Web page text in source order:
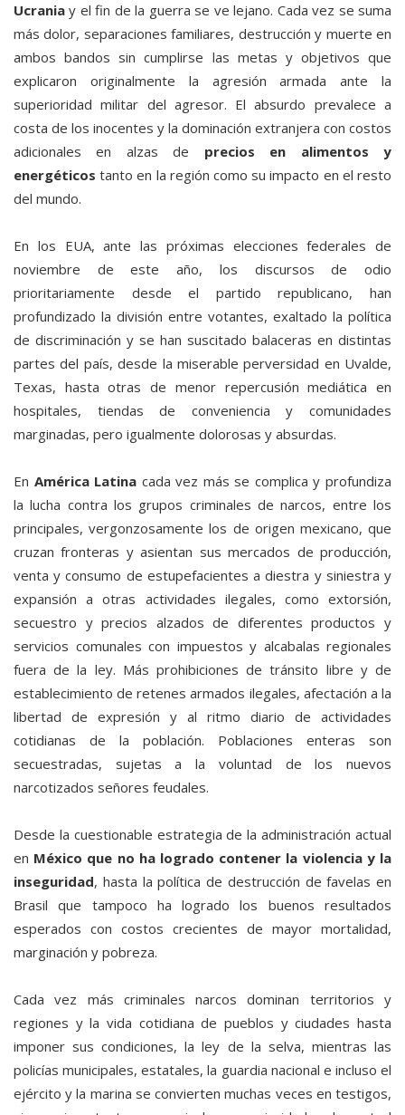
Ucrania y el fin de la guerra se ve lejano. Cada vez se suma
más dolor, separaciones familiares, destrucción y muerte en
ambos bandos sin cumplirse las metas y objetivos que
explicaron originalmente la agresión armada ante la
superioridad militar del agresor. El absurdo prevalece a
costa de los inocentes y la dominación extranjera con costos
adicionales en alzas de precios en alimentos y
energéticos tanto en la región como su impacto en el resto
del mundo.
En los EUA, ante las próximas elecciones federales de
noviembre de este año, los discursos de odio
prioritariamente desde el partido republicano, han
profundizado la división entre votantes, exaltado la política
de discriminación y se han suscitado balaceras en distintas
partes del país, desde la miserable perversidad en Uvalde,
Texas, hasta otras de menor repercusión mediática en
hospitales, tiendas de conveniencia y comunidades
marginadas, pero igualmente dolorosas y absurdas.
En América Latina cada vez más se complica y profundiza
la lucha contra los grupos criminales de narcos, entre los
principales, vergonzosamente los de origen mexicano, que
cruzan fronteras y asientan sus mercados de producción,
venta y consumo de estupefacientes a diestra y siniestra y
expansión a otras actividades ilegales, como extorsión,
secuestro y precios alzados de diferentes productos y
servicios comunales con impuestos y alcabalas regionales
fuera de la ley. Más prohibiciones de tránsito libre y de
establecimiento de retenes armados ilegales, afectación a la
libertad de expresión y al ritmo diario de actividades
cotidianas de la población. Poblaciones enteras son
secuestradas, sujetas a la voluntad de los nuevos
narcotizados señores feudales.
Desde la cuestionable estrategia de la administración actual
en México que no ha logrado contener la violencia y la
inseguridad, hasta la política de destrucción de favelas en
Brasil que tampoco ha logrado los buenos resultados
esperados con costos crecientes de mayor mortalidad,
marginación y pobreza.
Cada vez más criminales narcos dominan territorios y
regiones y la vida cotidiana de pueblos y ciudades hasta
imponer sus condiciones, la ley de la selva, mientras las
policías municipales, estatales, la guardia nacional e incluso el
ejército y la marina se convierten muchas veces en testigos,